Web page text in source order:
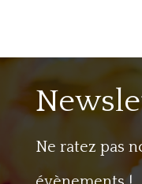
Ne ratez pas